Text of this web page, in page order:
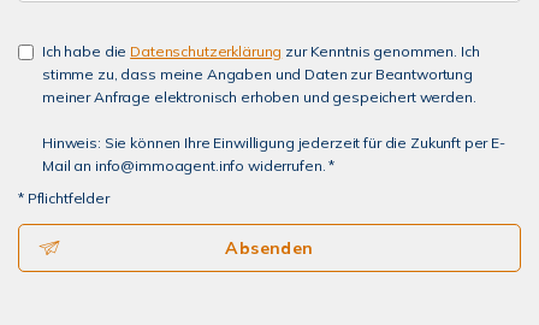
Ich habe die Datenschutzerklärung zur Kenntnis genommen. Ich
stimme zu, dass meine Angaben und Daten zur Beantwortung
meiner Anfrage elektronisch erhoben und gespeichert werden.
Hinweis: Sie können Ihre Einwilligung jederzeit für die Zukunft per E-
Mail an info@immoagent.info widerrufen. *
* Pflichtfelder
Absenden